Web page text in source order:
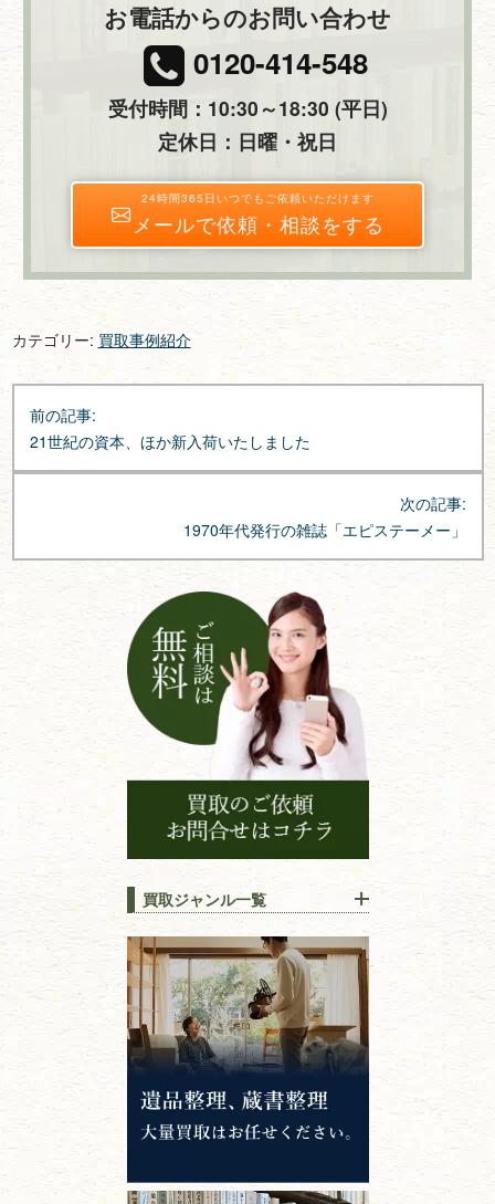
お電話からのお問い合わせ
0120-414-548
受付時間：10:30～18:30 (平日)
定休日：日曜・祝日
24時間365日いつでもご依頼いただけます
メールで依頼・相談をする
カテゴリー: 買取事例紹介
投
稿
ナ
前の記事:
21世紀の資本、ほか新入荷いたしました
次の記事:
1970年代発行の雑誌「エピステーメー」
買取ジャンル一覧
江戸時代の書物
唐本・漢籍・
中国書物・朝鮮本
錦絵・浮世絵・版画・刷り物
専門書・ 学術書
哲学書・思想書
心理学・倫理学